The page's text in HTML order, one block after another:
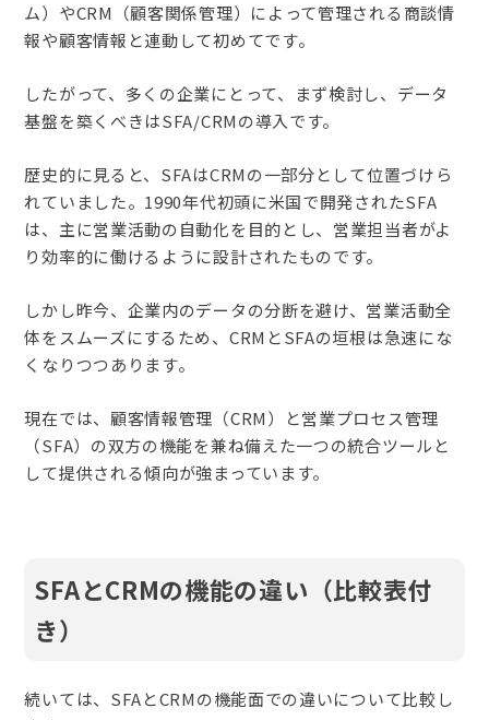
ム）やCRM（顧客関係管理）によって管理される商談情
報や顧客情報と連動して初めてです。
したがって、多くの企業にとって、まず検討し、データ
基盤を築くべきはSFA/CRMの導入です。
歴史的に見ると、SFAはCRMの一部分として位置づけら
れていました。1990年代初頭に米国で開発されたSFA
は、主に営業活動の自動化を目的とし、営業担当者がよ
り効率的に働けるように設計されたものです。
しかし昨今、企業内のデータの分断を避け、営業活動全
体をスムーズにするため、CRMとSFAの垣根は急速にな
くなりつつあります。
現在では、顧客情報管理（CRM）と営業プロセス管理
（SFA）の双方の機能を兼ね備えた一つの統合ツールと
して提供される傾向が強まっています。
SFAとCRMの機能の違い（比較表付
き）
続いては、SFAとCRMの機能面での違いについて比較し